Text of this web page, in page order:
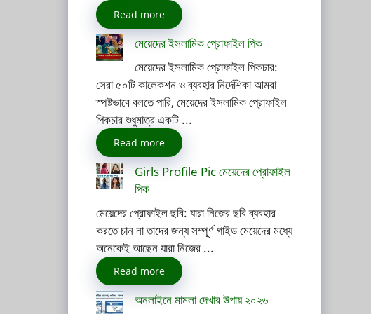
Read more
মেয়েদের ইসলামিক প্রোফাইল পিক
মেয়েদের ইসলামিক প্রোফাইল পিকচার:
সেরা ৫০টি কালেকশন ও ব্যবহার নির্দেশিকা আমরা
স্পষ্টভাবে বলতে পারি, মেয়েদের ইসলামিক প্রোফাইল
পিকচার শুধুমাত্র একটি ...
Read more
Girls Profile Pic মেয়েদের প্রোফাইল
পিক
মেয়েদের প্রোফাইল ছবি: যারা নিজের ছবি ব্যবহার
করতে চান না তাদের জন্য সম্পূর্ণ গাইড মেয়েদের মধ্যে
অনেকেই আছেন যারা নিজের ...
Read more
অনলাইনে মামলা দেখার উপায় ২০২৬